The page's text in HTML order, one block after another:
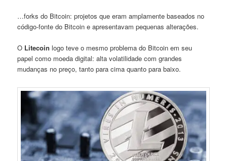
…forks do Bitcoin: projetos que eram amplamente baseados no
código-fonte do Bitcoin e apresentavam pequenas alterações.
O Litecoin logo teve o mesmo problema do Bitcoin em seu
papel como moeda digital: alta volatilidade com grandes
mudanças no preço, tanto para cima quanto para baixo.